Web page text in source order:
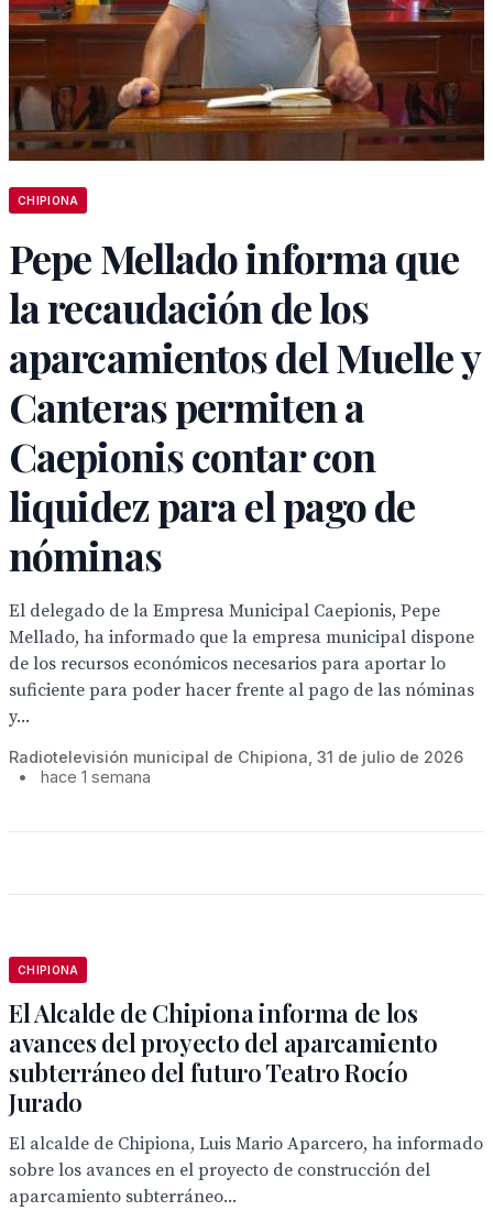
CHIPIONA
Pepe Mellado informa que
la recaudación de los
aparcamientos del Muelle y
Canteras permiten a
Caepionis contar con
liquidez para el pago de
nóminas
El delegado de la Empresa Municipal Caepionis, Pepe
Mellado, ha informado que la empresa municipal dispone
de los recursos económicos necesarios para aportar lo
suficiente para poder hacer frente al pago de las nóminas
y...
Radiotelevisión municipal de Chipiona, 31 de julio de 2026
•
hace 1 semana
CHIPIONA
El Alcalde de Chipiona informa de los
avances del proyecto del aparcamiento
subterráneo del futuro Teatro Rocío
Jurado
El alcalde de Chipiona, Luis Mario Aparcero, ha informado
sobre los avances en el proyecto de construcción del
aparcamiento subterráneo...